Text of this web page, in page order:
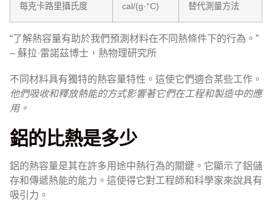
每克卡路里攝氏度 cal/(g·°C) 替代測量方法
“了解熱容量有助於我們預測材料在不同熱條件下的行為。”
– 蘇拉·雷諾茲博士，熱物理研究所
不同材料具有獨特的熱容量特性。這使它們適合某些工作。
他們吸收和釋放熱能的方式影響著它們在工程和製造中的應
用。
鋁的比熱是多少
鋁的熱容量是其在許多用途中熱行為的關鍵。它顯示了鋁儲
存和傳遞熱能的能力。這使得它對工程師和科學家來說具有
吸引力。